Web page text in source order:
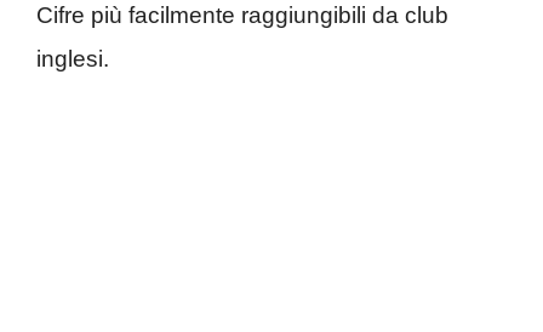
Cifre più facilmente raggiungibili da club
inglesi.